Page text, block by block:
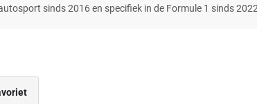
sinds 2016 en specifiek in de Formule 1 sinds